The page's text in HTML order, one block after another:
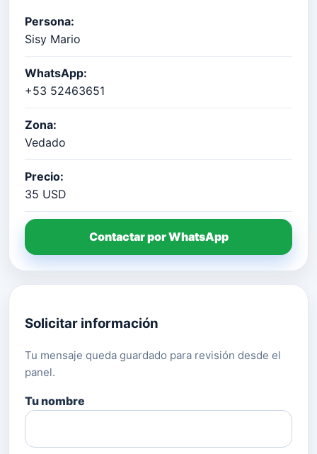
Persona:
Sisy Mario
WhatsApp:
+53 52463651
Zona:
Vedado
Precio:
35 USD
Contactar por WhatsApp
Solicitar información
Tu mensaje queda guardado para revisión desde el
panel.
Tu nombre